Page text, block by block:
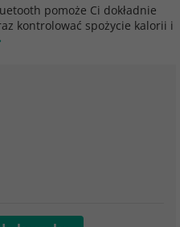
pomoże Ci dokładnie
kontrolować spożycie kalorii i